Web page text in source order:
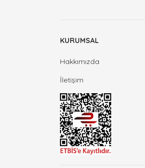
KURUMSAL
Hakkımızda
İletişim